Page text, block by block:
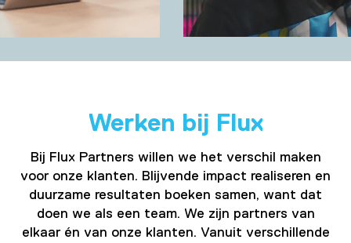
Werken bij Flux
Bij Flux Partners willen we het verschil maken
voor onze klanten. Blijvende impact realiseren en
duurzame resultaten boeken samen, want dat
doen we als een team. We zijn partners van
elkaar én van onze klanten. Vanuit verschillende